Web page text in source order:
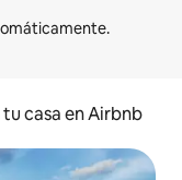
tu casa en Airbnb